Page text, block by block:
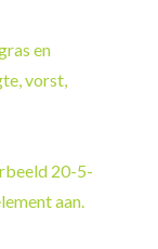
en
vorst,
20-5-
aan.